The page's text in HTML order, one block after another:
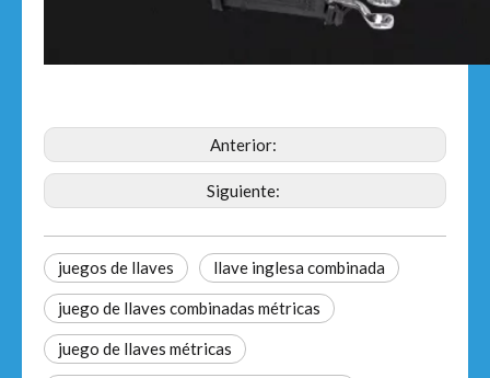
Anterior:
Siguiente:
juegos de llaves llave inglesa combinada
juego de llaves combinadas métricas
juego de llaves métricas